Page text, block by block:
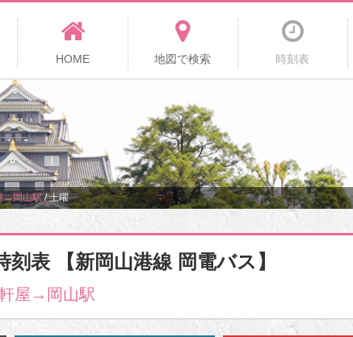
HOME 地図で検索 時刻表
→岡山駅/土曜
表 【新岡山港線 岡電バス】
屋→岡山駅